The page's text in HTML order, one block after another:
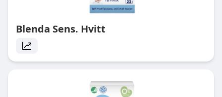
Blenda Sens. Hvitt